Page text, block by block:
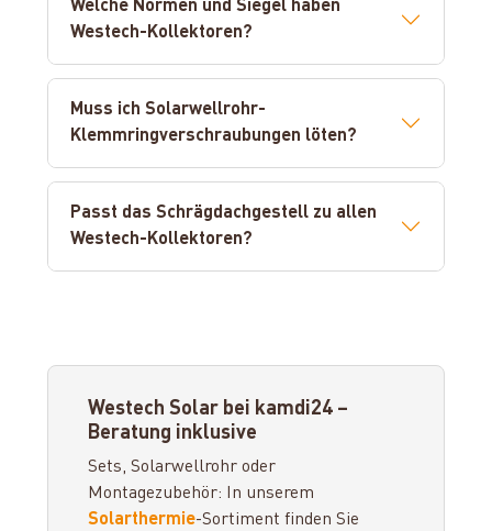
Welche Normen und Siegel haben
Westech-Kollektoren?
Muss ich Solarwellrohr-
Klemmringverschraubungen löten?
Passt das Schrägdachgestell zu allen
Westech-Kollektoren?
Westech Solar bei kamdi24 –
Beratung inklusive
Sets, Solarwellrohr oder
Montagezubehör: In unserem
Solarthermie-Sortiment finden Sie